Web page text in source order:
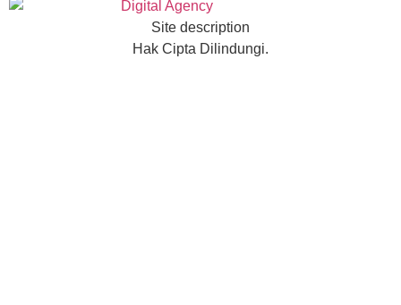
Site description
Hak Cipta Dilindungi.